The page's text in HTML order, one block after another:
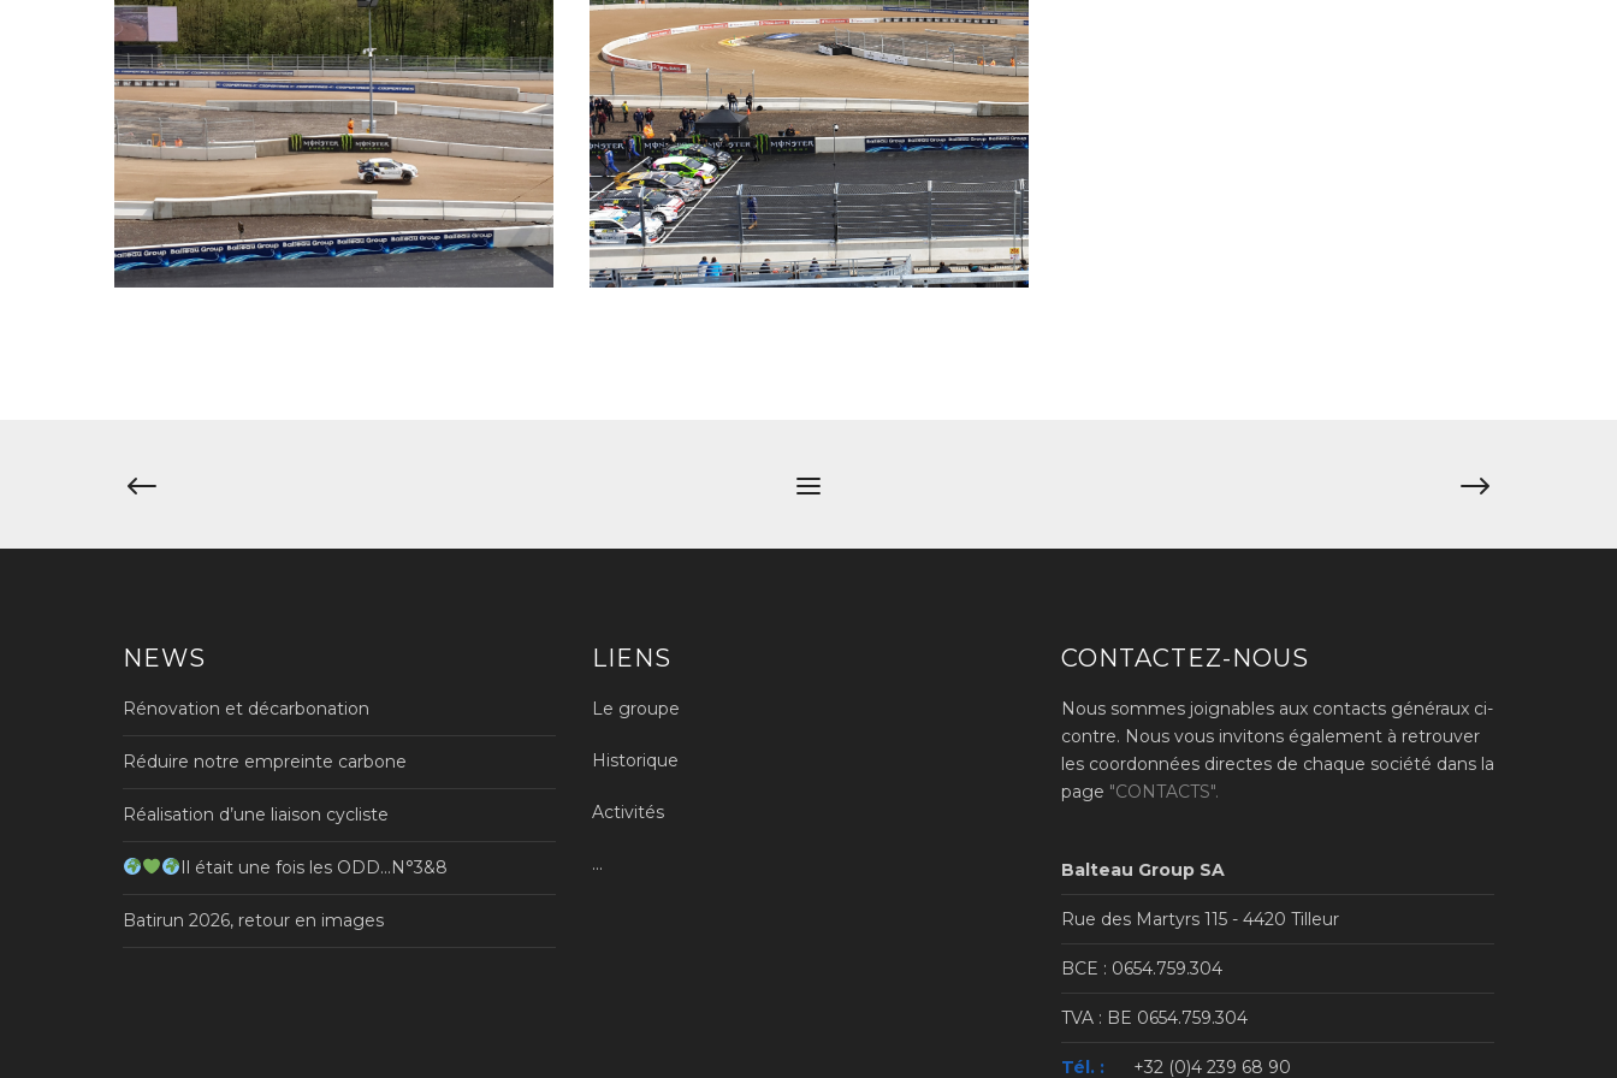
Navigation
NEWS
Rénovation et décarbonation
Réduire notre empreinte carbone
Réalisation d’une liaison cycliste
Il était une fois les ODD…N°3&8
Batirun 2026, retour en images
LIENS
Le groupe
Historique
Activités
...
CONTACTEZ-NOUS
Nous sommes joignables aux contacts généraux ci-
contre. Nous vous invitons également à retrouver
les coordonnées directes de chaque société dans la
page "CONTACTS".
Balteau Group SA
Rue des Martyrs 115 - 4420 Tilleur
BCE : 0654.759.304
TVA : BE 0654.759.304
Tél. : +32 (0)4 239 68 90